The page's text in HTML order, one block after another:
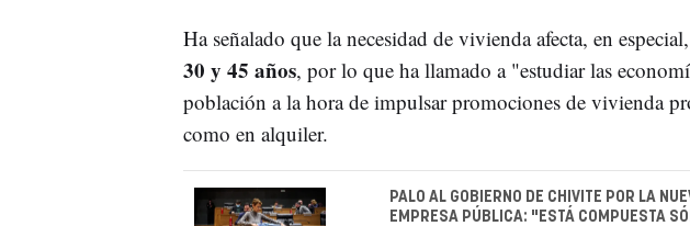
Ha señalado que la necesidad de vivienda afecta, en
30 y 45 años, por lo que ha llamado a "estudiar las
población a la hora de impulsar promociones de vivienda
como en alquiler.
PALO AL GOBIERNO DE CHIVITE POR LA
EMPRESA PÚBLICA: "ESTÁ COMPUESTA